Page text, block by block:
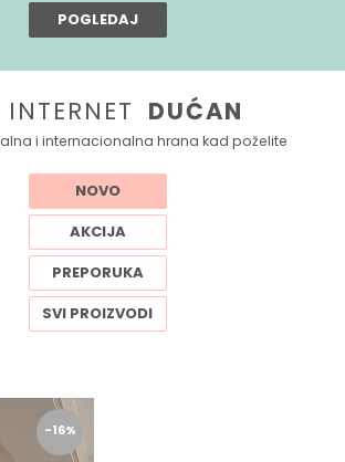
POGLEDAJ
INTERNET DUĆAN
i internacionalna hrana kad poželite
NOVO
AKCIJA
PREPORUKA
SVI PROIZVODI
-16%